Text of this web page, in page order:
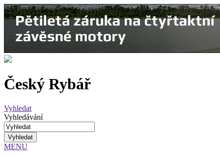
Český Rybář
Vyhledat
Vyhledávání
MENU